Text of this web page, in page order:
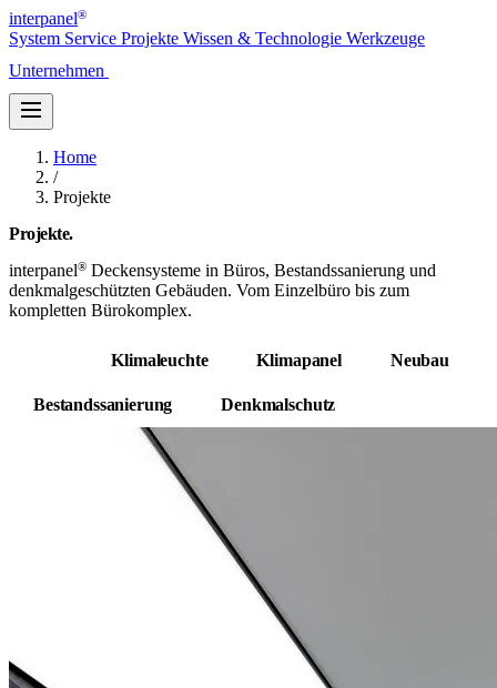
interpanel®
System Service Projekte Wissen & Technologie Werkzeuge
Unternehmen
Home
/
Projekte
Projekte.
interpanel® Deckensysteme in Büros, Bestandssanierung und
denkmalgeschützten Gebäuden. Vom Einzelbüro bis zum
kompletten Bürokomplex.
Klimaleuchte Klimapanel Neubau
Bestandssanierung Denkmalschutz